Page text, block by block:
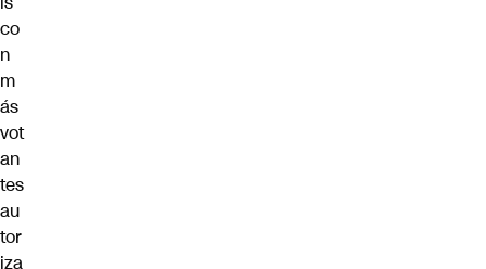
co
n
m
ás
vot
an
tes
au
tor
iza